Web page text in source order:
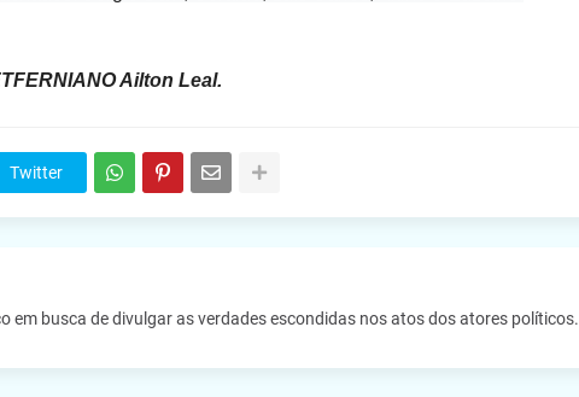
Ailton Leal.
Twitter
em busca de divulgar as verdades escondidas nos atos dos atores políticos.